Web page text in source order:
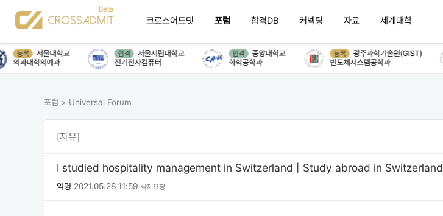
크로스어드밋 포럼 합격DB 커넥팅 자료 세계대학
등록
서울대학교
의과대학의예과
합격
서울시립대학교
전기전자컴퓨터
합격
중앙대학교
화학공학과
등록
광주과학기술원(GIST)
반도체시스템공학과
포럼 > Universal Forum
[자유]
I studied hospitality management in Switzerland | Study abroad in Switzerland
익명 2021.05.28 11:59 삭제요청